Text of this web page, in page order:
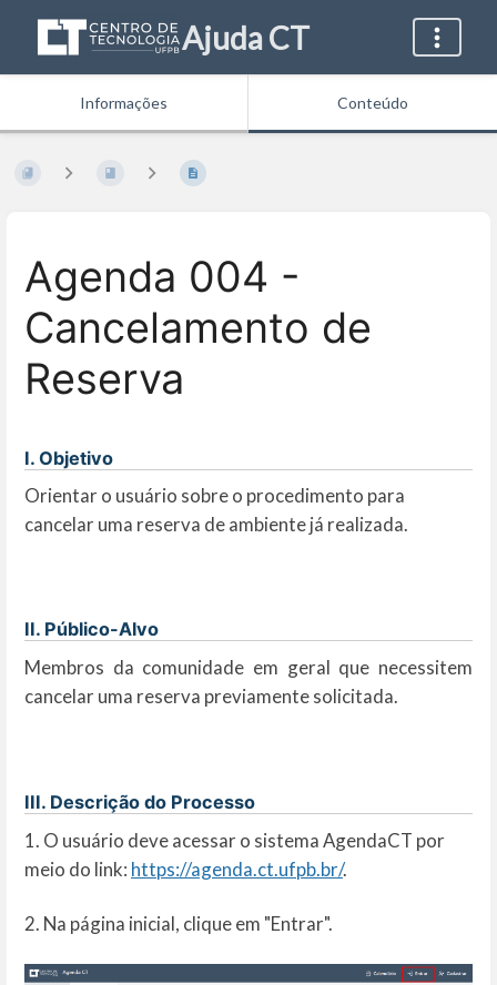
Ajuda CT
Informações Conteúdo
Agenda 004 -
Cancelamento de
Reserva
I. Objetivo
Orientar o usuário sobre o procedimento para
cancelar uma reserva de ambiente já realizada.
II. Público-Alvo
Membros da comunidade em geral que necessitem
cancelar uma reserva previamente solicitada.
III. Descrição do Processo
1. O usuário deve acessar o sistema AgendaCT por
meio do link: https://agenda.ct.ufpb.br/.
2. Na página inicial, clique em "Entrar".